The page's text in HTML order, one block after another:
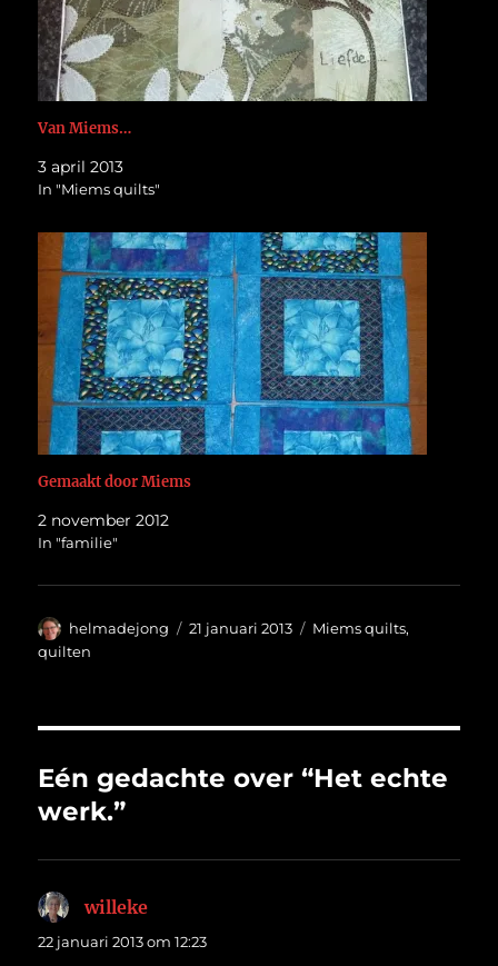
Van Miems…
3 april 2013
In "Miems quilts"
Gemaakt door Miems
2 november 2012
In "familie"
Auteur
helmadejong
Geplaatst
21 januari 2013 Categorieën
Miems quilts,
quilten
Eén gedachte over “Het echte
werk.”
willeke
22 januari 2013 om 12:23